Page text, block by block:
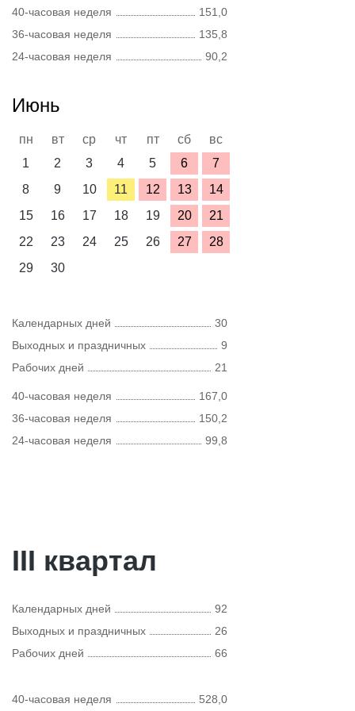
40-часовая неделя
151,0
36-часовая неделя
135,8
24-часовая неделя
90,2
Июнь
пн вт ср чт пт сб
вс
1
2 3 4 5 6
7
8
9 10 11 12 13
14
15
16 17 18 19 20
21
22
23 24 25 26 27
28
29
30
Календарных дней
30
Выходных и праздничных
9
Рабочих дней
21
40-часовая неделя
167,0
36-часовая неделя
150,2
24-часовая неделя
99,8
III квартал
Календарных дней
92
Выходных и праздничных
26
Рабочих дней
66
40-часовая неделя 528,0